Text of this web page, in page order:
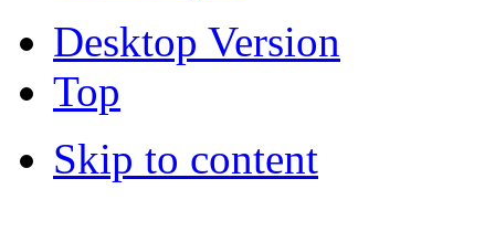
Desktop Version
Top
Skip to content